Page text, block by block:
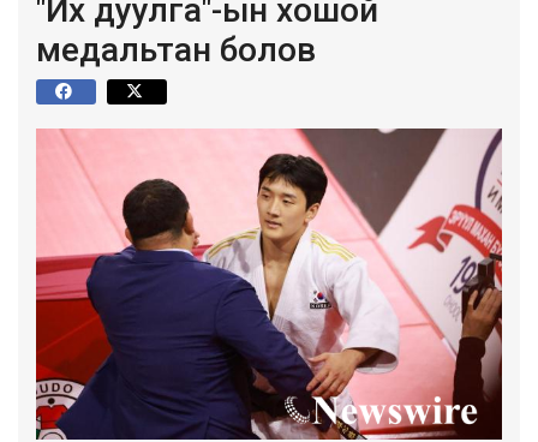
"Их дуулга"-ын хошой
медальтан болов